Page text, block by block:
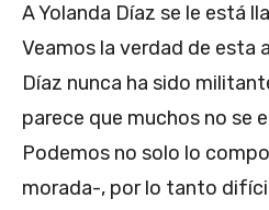
A Yolanda Díaz se le está
Veamos la verdad de esta
Díaz nunca ha sido
parece que muchos no se
Podemos no solo lo
morada-, por lo tanto